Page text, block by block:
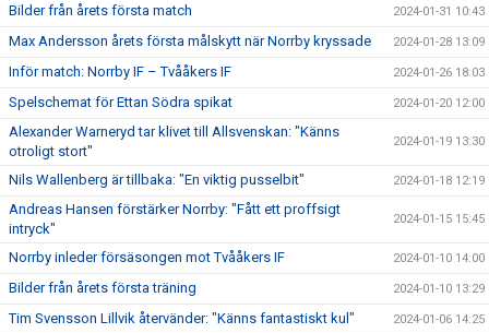
Bilder från årets första match 2024-01-31 10:43
Max Andersson årets första målskytt när Norrby kryssade 2024-01-28 13:09
Inför match: Norrby IF – Tvååkers IF 2024-01-26 18:03
Spelschemat för Ettan Södra spikat 2024-01-20 12:00
Alexander Warneryd tar klivet till Allsvenskan: "Känns
otroligt stort"
2024-01-19 13:30
Nils Wallenberg är tillbaka: "En viktig pusselbit" 2024-01-18 12:19
Andreas Hansen förstärker Norrby: "Fått ett proffsigt
intryck"
2024-01-15 15:45
Norrby inleder försäsongen mot Tvååkers IF 2024-01-10 14:00
Bilder från årets första träning 2024-01-10 13:29
Tim Svensson Lillvik återvänder: "Känns fantastiskt kul" 2024-01-06 14:25